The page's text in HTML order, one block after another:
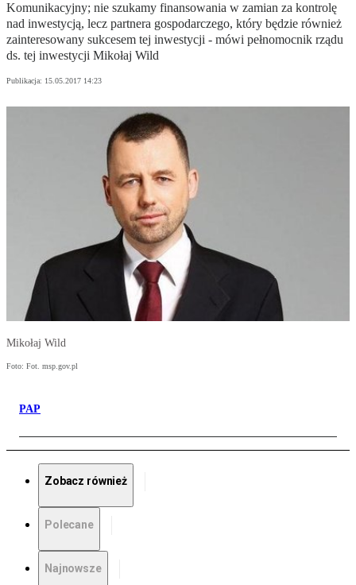
Komunikacyjny; nie szukamy finansowania w zamian za kontrolę
nad inwestycją, lecz partnera gospodarczego, który będzie również
zainteresowany sukcesem tej inwestycji - mówi pełnomocnik rządu
ds. tej inwestycji Mikołaj Wild
Publikacja: 15.05.2017 14:23
Mikołaj Wild
Foto: Fot. msp.gov.pl
PAP
Zobacz również
Polecane
Najnowsze